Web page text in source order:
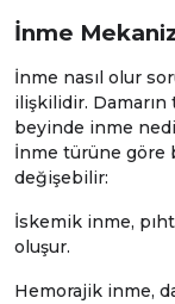
İnme
İnme nasıl olur
ilişkilidir. Damarın
beyinde inme
İnme türüne göre
değişebilir:
İskemik inme,
oluşur.
Hemorajik inme,